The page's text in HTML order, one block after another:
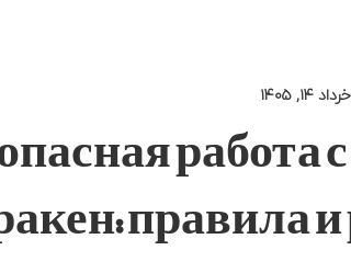
خرداد ۱۴, ۱۴۰۵
работа
правила